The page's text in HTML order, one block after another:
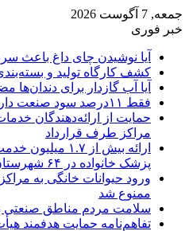
جمعه, 7 آگوست 2026
خبر فوری
آیا نوشیدن چای داغ باعث
کشف کارگاه تولید و
آیا آب گازدار برای
فقط ۱۱‌درصد سود صنعت دارو تبدیل به نقدینگی شده است
حمایت از ارائه‌دهندگان
مراکز طرف قرارداد
ارائه بیش از ۱.۷
پزشک خانواده در ۶۴ شهرستان
ورود حیوانات خانگی به
ممنوع شد
سلامت مردم مناطق
تفاهم‌نامه حمایت هدفمند